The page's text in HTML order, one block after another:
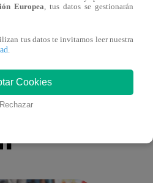
desde 2026
te puede
Europea, tus datos se gestionarán
tus datos te invitamos leer nuestra
.
Cookies
Rechazar